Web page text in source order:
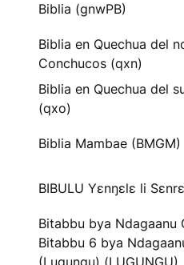
Biblia (gnwPB)
Biblia en Quechua del
Conchucos (qxn)
Biblia en Quechua del
(qxo)
Biblia Mambae (BMGM)
BIBULU Yɛnŋɛlɛ li
Bitabbu bya Ndagaanu
Bitabbu 6 bya
(Lugungu) (LUGUNGU)